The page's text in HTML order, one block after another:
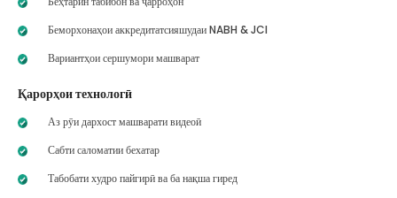
Беморхонаҳои аккредитатсияшудаи NABH & JCI
Вариантҳои сершумори машварат
Қарорҳои технологӣ
Аз рӯи дархост машварати видеоӣ
Сабти саломатии бехатар
Табобати худро пайгирӣ ва ба нақша гиред